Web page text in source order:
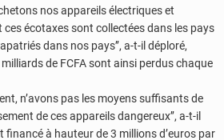
nos appareils électriques et
ces écotaxes sont collectées dans les pays
dans nos pays’’, a-t-il déploré,
de FCFA sont ainsi perdus chaque
n’avons pas les moyens suffisants de
de ces appareils dangereux’’, a-t-il
financé à hauteur de 3 millions d’euros par